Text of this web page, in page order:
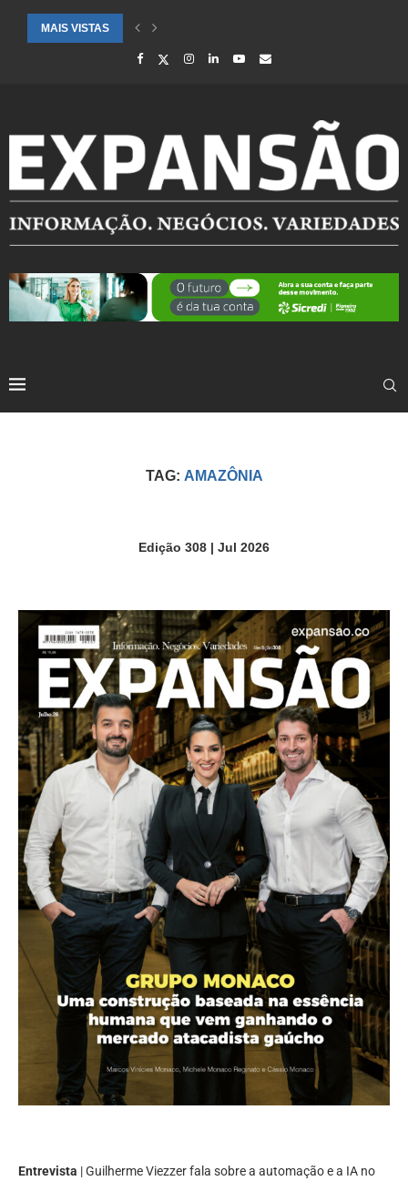
MAIS VISTAS
CIDADES ATENDIDAS PELO SEBRAE RS SÃO DESTAQUE EM
TAG: AMAZÔNIA
Edição 308 | Jul 2026
Entrevista | Guilherme Viezzer fala sobre a automação e a IA no